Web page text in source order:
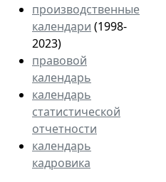
производственные
календари (1998-
2023)
правовой
календарь
календарь
статистической
отчетности
календарь
кадровика